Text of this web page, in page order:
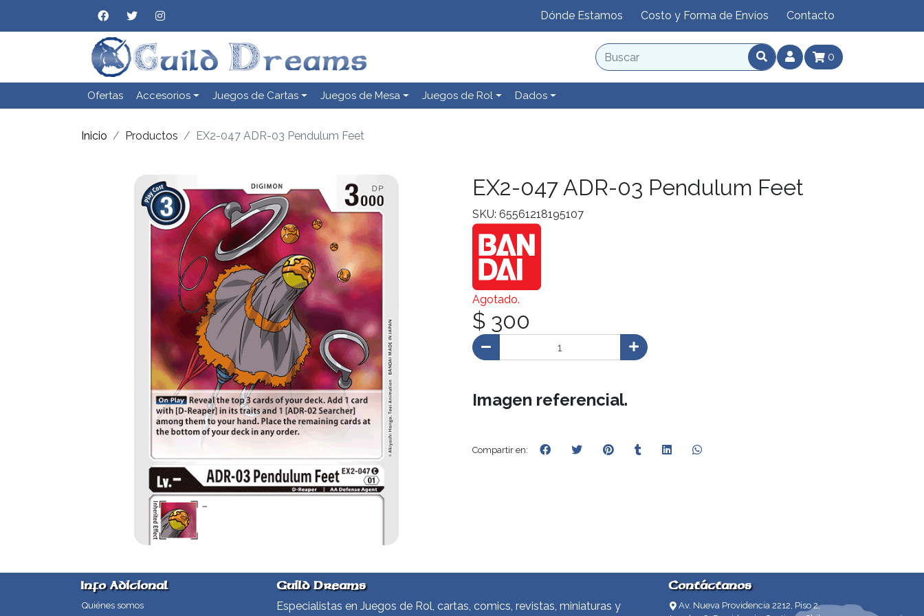
Dónde Estamos Costo y Forma de Envíos Contacto
0
Ofertas Accesorios Juegos de Cartas Juegos de Mesa Juegos de Rol Dados
Inicio Productos EX2-047 ADR-03 Pendulum Feet
EX2-047 ADR-03 Pendulum Feet
SKU: 65561218195107
Agotado.
$ 300
Imagen referencial.
Compartir en:
Info Adicional
Quiénes somos
Guild Dreams
Especialistas en Juegos de Rol, cartas, comics, revistas, miniaturas y
Contáctanos
Av. Nueva Providencia 2212, Piso 2,